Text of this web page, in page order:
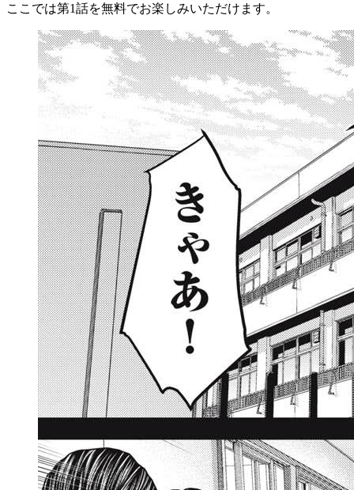
ここでは第1話を無料でお楽しみいただけます。